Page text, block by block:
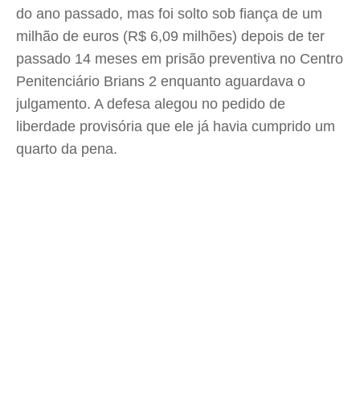
do ano passado, mas foi solto sob fiança de um
milhão de euros (R$ 6,09 milhões) depois de ter
passado 14 meses em prisão preventiva no Centro
Penitenciário Brians 2 enquanto aguardava o
julgamento. A defesa alegou no pedido de
liberdade provisória que ele já havia cumprido um
quarto da pena.